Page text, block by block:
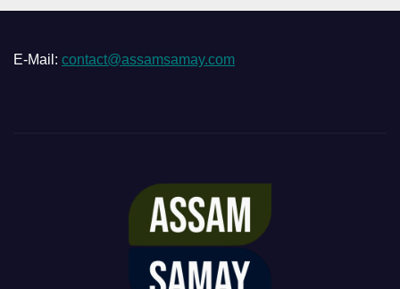
E-Mail: contact@assamsamay.com